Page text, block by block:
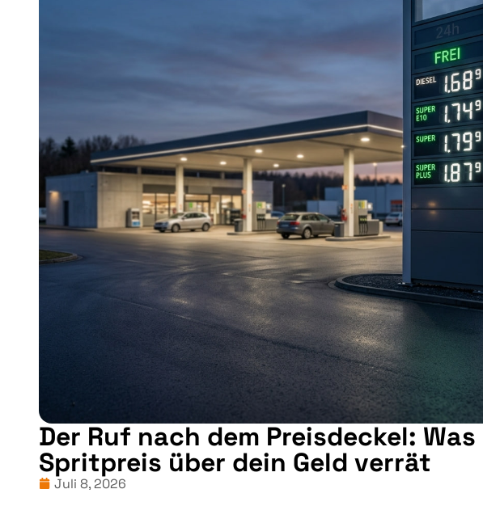
Der Ruf nach dem Preisdeckel:
Spritpreis über dein Geld verrät
Juli 8, 2026